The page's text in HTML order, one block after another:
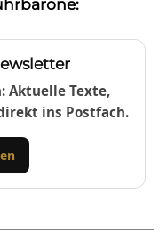
Aktuelle Texte,
ins Postfach.